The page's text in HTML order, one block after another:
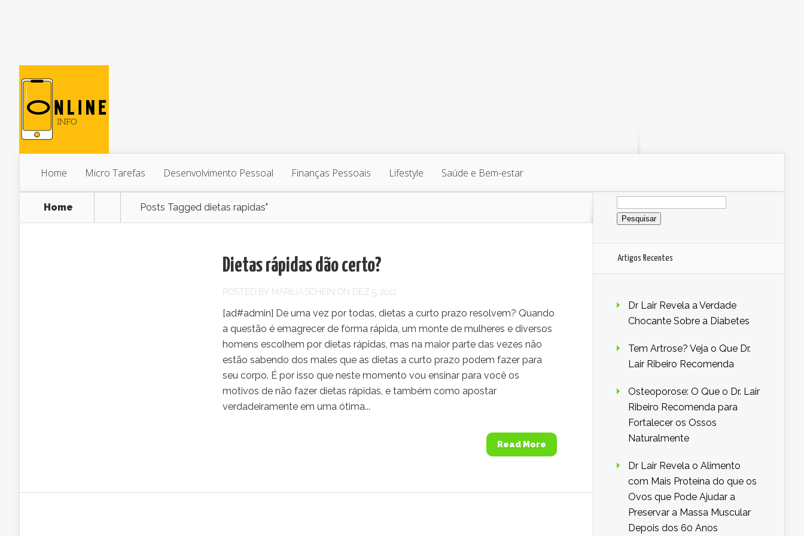
Home Micro Tarefas Desenvolvimento Pessoal Finanças Pessoais Lifestyle Saúde e Bem-estar
Home Posts Tagged dietas rapidas"
Dietas rápidas dão certo?
POSTED BY MARILIA.SCHEIN ON DEZ 5, 2012
[ad#admin] De uma vez por todas, dietas a curto prazo resolvem? Quando
a questão é emagrecer de forma rápida, um monte de mulheres e diversos
homens escolhem por dietas rápidas, mas na maior parte das vezes não
estão sabendo dos males que as dietas a curto prazo podem fazer para
seu corpo. É por isso que neste momento vou ensinar para você os
motivos de não fazer dietas rápidas, e também como apostar
verdadeiramente em uma ótima...
Read More
Pesquisar
por:
Artigos Recentes
Dr Lair Revela a Verdade
Chocante Sobre a Diabetes
Tem Artrose? Veja o Que Dr.
Lair Ribeiro Recomenda
Osteoporose: O Que o Dr. Lair
Ribeiro Recomenda para
Fortalecer os Ossos
Naturalmente
Dr Lair Revela o Alimento
com Mais Proteína do que os
Ovos que Pode Ajudar a
Preservar a Massa Muscular
Depois dos 60 Anos